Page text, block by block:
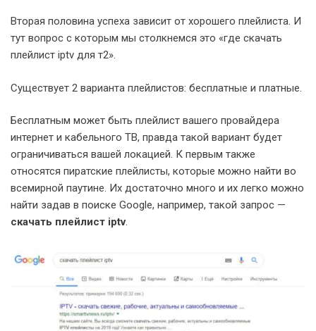
Вторая половина успеха зависит от хорошего плейлиста. И
тут вопрос с которым мы столкнемся это «где скачать
плейлист iptv для т2».
Существует 2 варианта плейлистов: бесплатные и платные.
Бесплатным может быть плейлист вашего провайдера
интернет и кабельного ТВ, правда такой вариант будет
ограничиваться вашей локацией. К первым также
относятся пиратские плейлисты, которые можно найти во
всемирной паутине. Их достаточно много и их легко можно
найти задав в поиске Google, например, такой запрос —
скачать плейлист iptv.